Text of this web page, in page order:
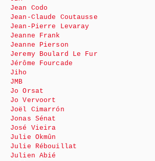
Jean Codo
Jean-Claude Coutausse
Jean-Pierre Levaray
Jeanne Frank
Jeanne Pierson
Jeremy Boulard Le Fur
Jérôme Fourcade
Jiho
JMB
Jo Orsat
Jo Vervoort
Joël Cimarrón
Jonas Sénat
José Vieira
Julie Okmûn
Julie Rébouillat
Julien Abié